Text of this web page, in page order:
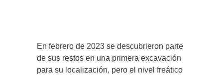
En febrero de 2023 se descubrieron parte
de sus restos en una primera excavación
para su localización, pero el nivel freático